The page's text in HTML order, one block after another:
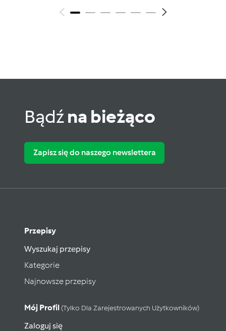
Bądźna bieżąco
Zapisz się do naszego newslettera
Przepisy
Wyszukaj przepisy
Kategorie
Najnowsze przepisy
Mój Profil (tylko Dla Zarejestrowanych Użytkowników)
Zaloguj się